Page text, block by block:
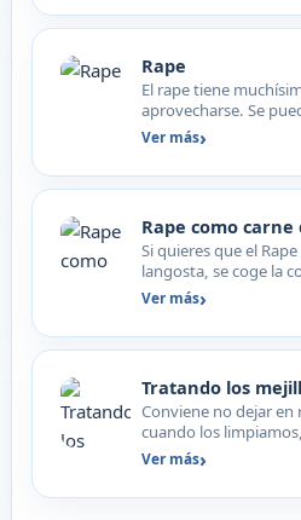
Rape
El rape tiene
aprovecharse. Se
para hacer caldos,
Ver más
Rape como
Si quieres que el
langosta, se coge la
se pone a macera…
Ver más
Tratando los
Conviene no dejar
cuando los
bajo el chorro d…
Ver más